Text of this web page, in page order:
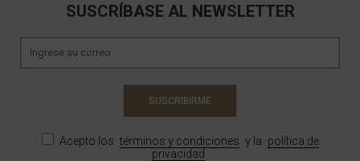
SUSCRÍBASE AL NEWSLETTER
SUSCRIBIRME
Acepto los términos y condiciones y la política de
privacidad